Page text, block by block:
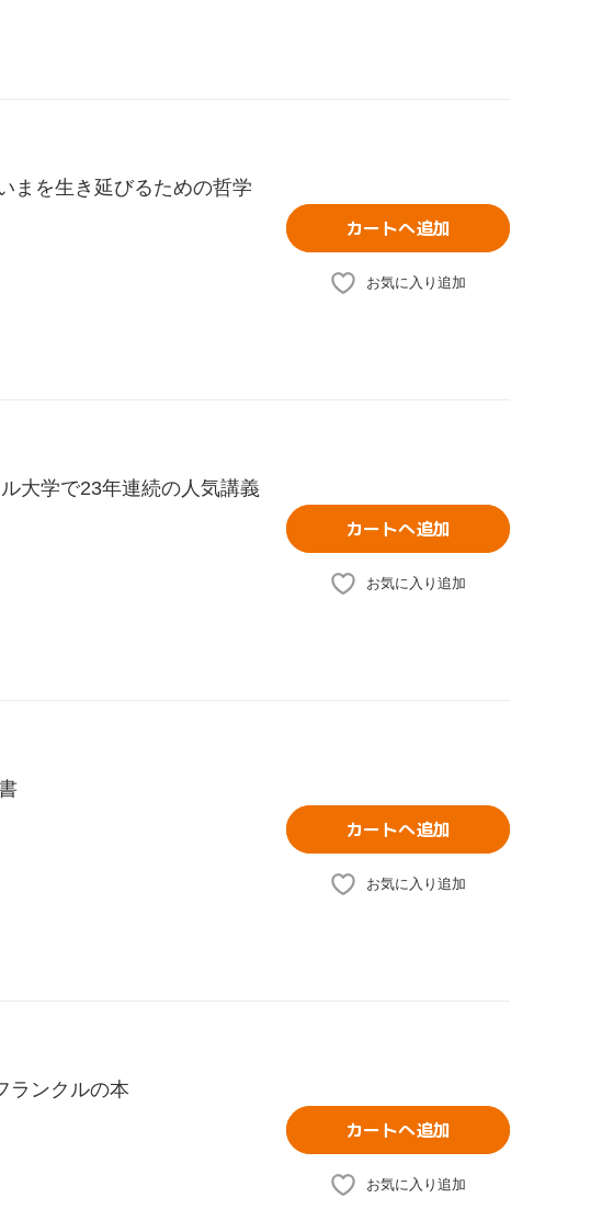
まを生き延びるための哲学
カートへ追加
お気に入り追加
大学で23年連続の人気講義
カートへ追加
お気に入り追加
カートへ追加
お気に入り追加
ランクルの本
カートへ追加
お気に入り追加